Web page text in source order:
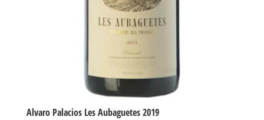
Alvaro Palacios Les Aubaguetes 2019